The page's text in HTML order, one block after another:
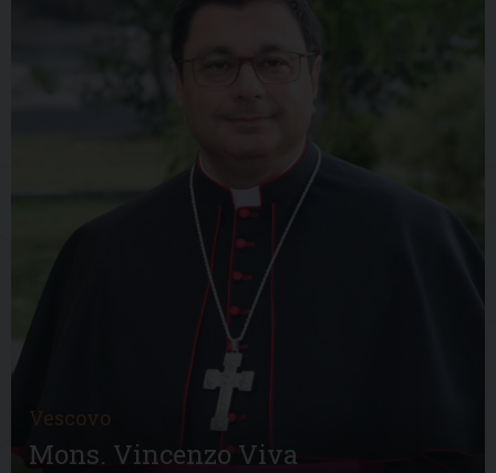
Vescovo
Mons. Vincenzo Viva